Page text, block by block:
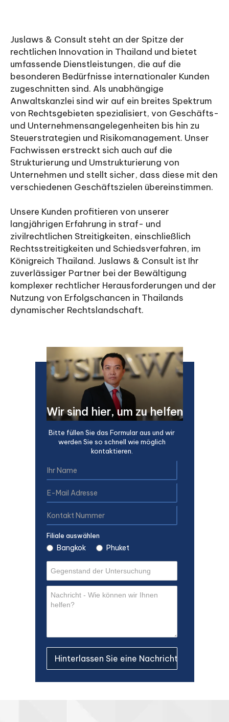
Juslaws & Consult steht an der Spitze der
rechtlichen Innovation in Thailand und bietet
umfassende Dienstleistungen, die auf die
besonderen Bedürfnisse internationaler Kunden
zugeschnitten sind. Als unabhängige
Anwaltskanzlei sind wir auf ein breites Spektrum
von Rechtsgebieten spezialisiert, von Geschäfts-
und Unternehmensangelegenheiten bis hin zu
Steuerstrategien und Risikomanagement. Unser
Fachwissen erstreckt sich auch auf die
Strukturierung und Umstrukturierung von
Unternehmen und stellt sicher, dass diese mit den
verschiedenen Geschäftszielen übereinstimmen.
Unsere Kunden profitieren von unserer
langjährigen Erfahrung in straf- und
zivilrechtlichen Streitigkeiten, einschließlich
Rechtsstreitigkeiten und Schiedsverfahren, im
Königreich Thailand. Juslaws & Consult ist Ihr
zuverlässiger Partner bei der Bewältigung
komplexer rechtlicher Herausforderungen und der
Nutzung von Erfolgschancen in Thailands
dynamischer Rechtslandschaft.
Wir sind hier, um zu helfen
Bitte füllen Sie das Formular aus und wir
werden Sie so schnell wie möglich
kontaktieren.
Filiale auswählen
Bangkok Phuket